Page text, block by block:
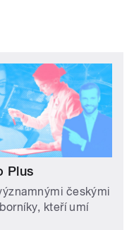
Plus
českými
kteří umí